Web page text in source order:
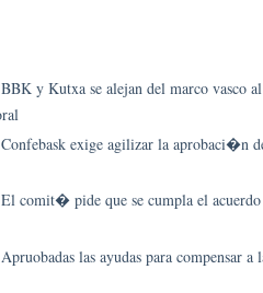
BBK y Kutxa se alejan del marco vasco
Confebask exige agilizar la aprobaci�n
El comit� pide que se cumpla el
Apruobadas las ayudas para compensar